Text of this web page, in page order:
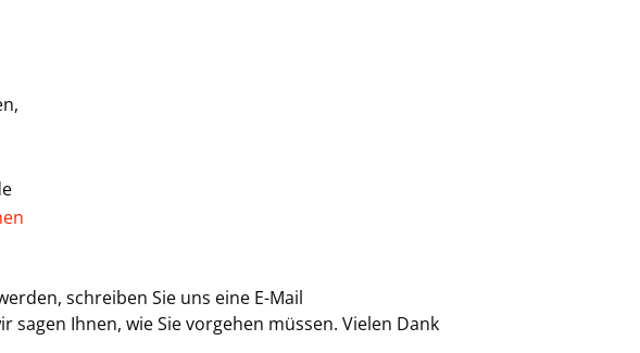
n
schreiben Sie uns eine E-Mail
sagen Ihnen, wie Sie vorgehen müssen. Vielen Dank